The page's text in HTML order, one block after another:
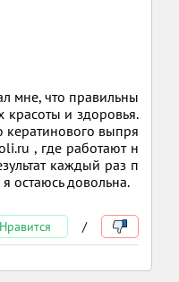
мне, что правильны
красоты и здоровья.
кератинового выпря
, где работают н
каждый раз п
остаюсь довольна.
Нравится /